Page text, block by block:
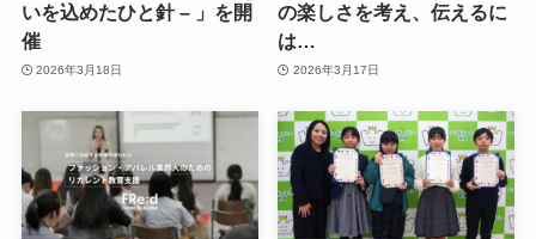
いを込めたひと針 – 」を開
催
2026年3月18日
の楽しさを考え、伝えるに
は…
2026年3月17日